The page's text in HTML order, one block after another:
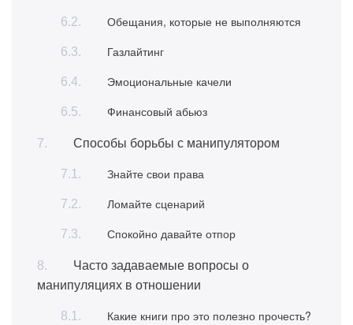
Обещания, которые не выполняются
Газлайтинг
Эмоциональные качели
Финансовый абьюз
Способы борьбы с манипулятором
Знайте свои права
Ломайте сценарий
Спокойно давайте отпор
Часто задаваемые вопросы о
манипуляциях в отношении
Какие книги про это полезно прочесть?